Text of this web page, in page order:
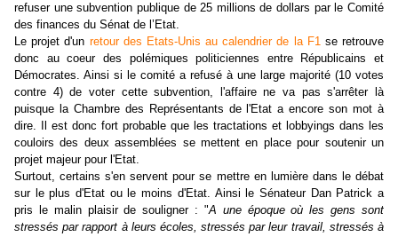
refuser une subvention publique de 25 millions de dollars par le Comité
des finances du Sénat de l’Etat.
Le projet d'un retour des Etats-Unis au calendrier de la F1se retrouve
donc au coeur des polémiques politiciennes entre Républicains et
Démocrates. Ainsi si le comité a refusé à une large majorité (10 votes
contre 4) de voter cette subvention, l'affaire ne va pas s'arrêter là
puisque la Chambre des Représentants de l'Etat a encore son mot à
dire. Il est donc fort probable que les tractations et lobbyings dans les
couloirs des deux assemblées se mettent en place pour soutenir un
projet majeur pour l'Etat.
Surtout, certains s'en servent pour se mettre en lumière dans le débat
sur le plus d'Etat ou le moins d'Etat. Ainsi le Sénateur Dan Patrick a
pris le malin plaisir de souligner : "A une époque où les gens sont
stressés par rapport à leurs écoles, stressés par leur travail, stressés à